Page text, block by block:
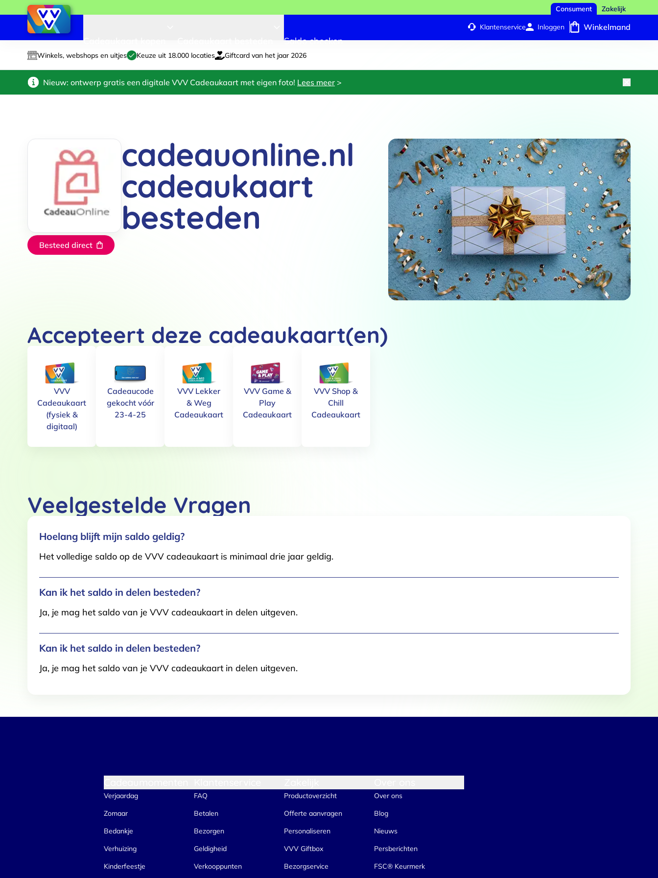
Toestemming
websiteverkeer te analyseren. Ook delen we informatie over jouw gebruik van onze site met onze partners voor social media,
adverteren en analyse. Deze partners kunnen deze gegevens combineren met andere informatie die je aan ze hebt verstrekt of die
ze hebben verzameld op basis van jouw gebruik van hun services.
voor ons cookiebeleid.
Functioneel / Noodzakelijk
Voorkeuren Statistieken Marketing
Consument Zakelijk
Saldo checken
Klantenservice Inloggen Winkelmand
Winkels, webshops en uitjes Keuze uit 18.000 locaties Giftcard van het jaar 2026
Nieuw: ontwerp gratis een digitale VVV Cadeaukaart met eigen foto! Lees meer >
cadeauonline.nl
cadeaukaart
besteden
Besteed direct
Accepteert deze cadeaukaart(en)
VVV
Cadeaukaart
(fysiek &
digitaal)
Cadeaucode
gekocht vóór
23-4-25
VVV Lekker
& Weg
Cadeaukaart
VVV Game &
Play
Cadeaukaart
VVV Shop &
Chill
Cadeaukaart
Veelgestelde Vragen
Hoelang blijft mijn saldo geldig?
Het volledige saldo op de VVV cadeaukaart is minimaal drie jaar geldig.
Kan ik het saldo in delen besteden?
Ja, je mag het saldo van je VVV cadeaukaart in delen uitgeven.
Kan ik het saldo in delen besteden?
Ja, je mag het saldo van je VVV cadeaukaart in delen uitgeven.
Verjaardag
Zomaar
Bedankje
Verhuizing
Kinderfeestje
FAQ
Betalen
Bezorgen
Geldigheid
Verkooppunten
Productoverzicht
Offerte aanvragen
Personaliseren
VVV Giftbox
Bezorgservice
Over ons
Blog
Nieuws
Persberichten
FSC® Keurmerk